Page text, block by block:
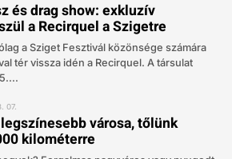
és drag show: exkluzív
a Recirquel a Szigetre
a Sziget Fesztivál közönsége számára
tér vissza idén a Recirquel. A társulat
07.
városa, tőlünk
kilométerre